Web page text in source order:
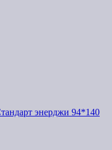
энерджи 94*140